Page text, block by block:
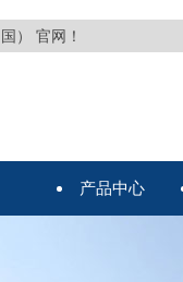
） 官网！
产品中心